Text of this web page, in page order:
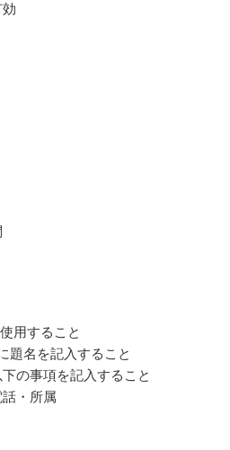
用すること
題名を記入すること
の事項を記入すること
・所属